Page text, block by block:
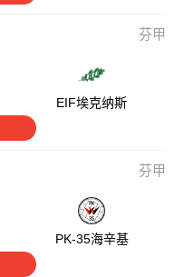
芬甲
EIF埃克纳斯
芬甲
PK-35海辛基